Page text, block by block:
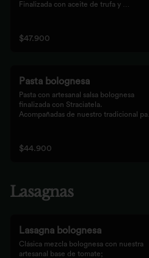
Finalizada con aceite de trufa y
$47.900
Pasta bolognesa
Pasta con artesanal salsa bolognesa
finalizada con Straciatela.
Acompañadas de nuestro tradicional pan
$44.900
Lasagnas
Lasagna bolognesa
Clásica mezcla bolognesa con nuestra
artesanal base de tomate;